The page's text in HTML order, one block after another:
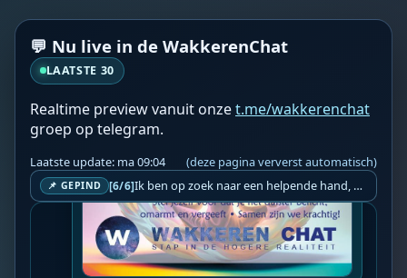
💬 Nu live in de WakkerenChat
LAATSTE 30
Realtime preview vanuit onzet.me/wakkerenchat
groep op telegram.
Laatste update: ma 09:04 (deze pagina ververst automatisch)
📌 GEPIND [6/6] Ik ben op zoek naar een helpende hand, een menselijk oog, een admin die helpt met controleren of de chat wel correct word gemodereerd word door NoMoSpam. 98% gaat automatisch goed, toch ik dit nooit helemaal loslaten en moet er altijd een mens mee blijven opletten bij elke beslissing die gemaakt word. Waar bestaan de werkzaamheden uit? Mee kijken in admin log kanaal naar alle drugs/porno/scams die voorbij komen en in het geval van een randgevalletje, ingrijpen en b.v. een verwijderd maar wel toegestaan bericht terug plaatsen met een druk op de knop. tsja zo banaal en simpel is het gesteld.. Word je hier blij van? Nee. Strookt het je ego? Nee. Word je er beter van? Nee. Kost het veel tijd? Totaal niet, consistentie en regelmaat is belangrijker dan 'er even voor kunnen gaan zitten'.. het werk is in een paar seconden gepiept.. je checkt puur of AI de juiste beslissing heeft gemaakt.. …